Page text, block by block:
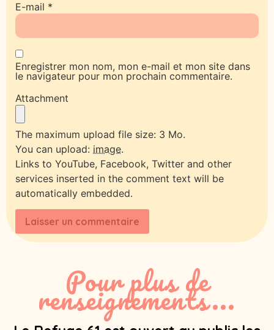
E-mail *
Enregistrer mon nom, mon e-mail et mon site dans
le navigateur pour mon prochain commentaire.
Attachment
The maximum upload file size: 3 Mo.
You can upload: image.
Links to YouTube, Facebook, Twitter and other
services inserted in the comment text will be
automatically embedded.
Pour plus de
renseignements...